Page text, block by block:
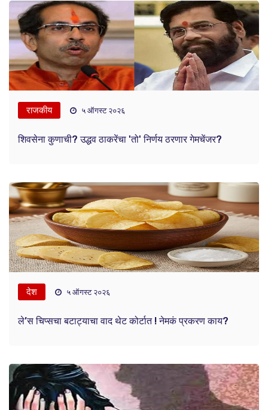
राजकीय ५ ऑगस्ट २०२६
शिवसेना कुणाची? उद्धव ठाकरेंचा 'तो' निर्णय ठरणार गेमचेंजर?
देश ५ ऑगस्ट २०२६
ले’स चिप्सचा बटाट्याचा वाद थेट कोर्टात ! नेमकं प्रकरण काय?